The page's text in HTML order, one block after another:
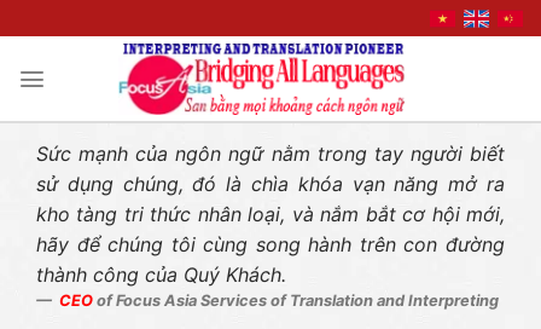
Sức mạnh của ngôn ngữ nằm trong tay người biết
sử dụng chúng, đó là chìa khóa vạn năng mở ra
kho tàng tri thức nhân loại, và nắm bắt cơ hội mới,
hãy để chúng tôi cùng song hành trên con đường
thành công của Quý Khách.
CEO of Focus Asia Services of Translation and Interpreting